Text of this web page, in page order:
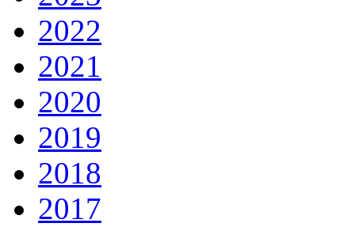
2022
2021
2020
2019
2018
2017